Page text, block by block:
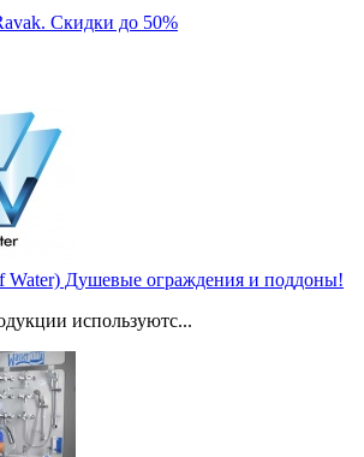
Скидки до 50%
Water) Душевые ограждения и поддоны!
используютс...